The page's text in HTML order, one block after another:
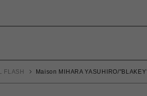
FLASH Maison MIHARA YASUHIRO/